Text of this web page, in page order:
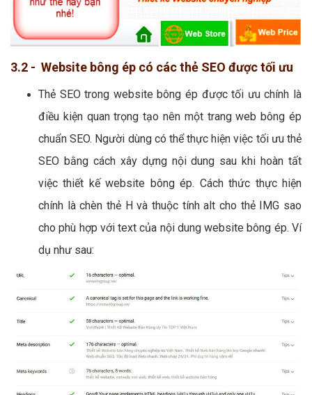
3.2 - Website bông ép có các thẻ SEO được tối ưu
Thẻ SEO trong website bông ép được tối ưu chính là
điều kiện quan trọng tạo nên một trang web bông ép
chuẩn SEO. Người dùng có thể thực hiện việc tối ưu thẻ
SEO bằng cách xây dựng nội dung sau khi hoàn tất
việc thiết kế website bông ép. Cách thức thực hiện
chính là chèn thẻ H và thuộc tính alt cho thẻ IMG sao
cho phù hợp với text của nội dung website bông ép. Ví
dụ như sau: